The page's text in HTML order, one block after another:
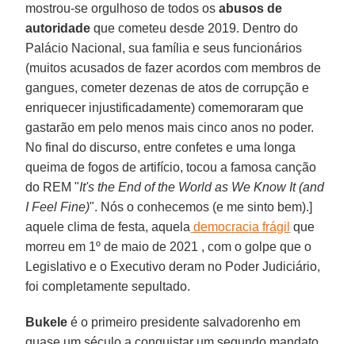
mostrou-se orgulhoso de todos osabusos de
autoridade que cometeu desde 2019. Dentro do
Palácio Nacional, sua família e seus funcionários
(muitos acusados ​​de fazer acordos com membros de
gangues, cometer dezenas de atos de corrupção e
enriquecer injustificadamente) comemoraram que
gastarão em pelo menos mais cinco anos no poder.
No final do discurso, entre confetes e uma longa
queima de fogos de artifício, tocou a famosa canção
do REM "It's the End of the World as We Know It (and
I Feel Fine)". Nós o conhecemos (e me sinto bem).]
aquele clima de festa, aquela democracia frágil que
morreu em 1º de maio de 2021 , com o golpe que o
Legislativo e o Executivo deram no Poder Judiciário,
foi completamente sepultado.
Bukele é o primeiro presidente salvadorenho em